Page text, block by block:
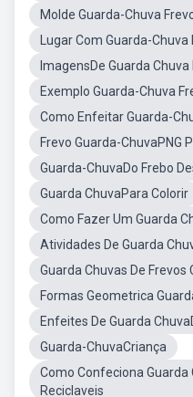
Molde Guarda-Chuva
Lugar Com Guarda-Chuva
ImagensDe Guarda Chuva
Exemplo Guarda-Chuva
Como Enfeitar Guarda-
Frevo Guarda-ChuvaPNG
Guarda-ChuvaDo Frebo
Guarda ChuvaPara Colorir
Como Fazer Um Guarda
Atividades De Guarda
Guarda Chuvas De
Formas Geometrica
Enfeites De Guarda
Guarda-ChuvaCriança
Como Confeciona
Reciclaveis